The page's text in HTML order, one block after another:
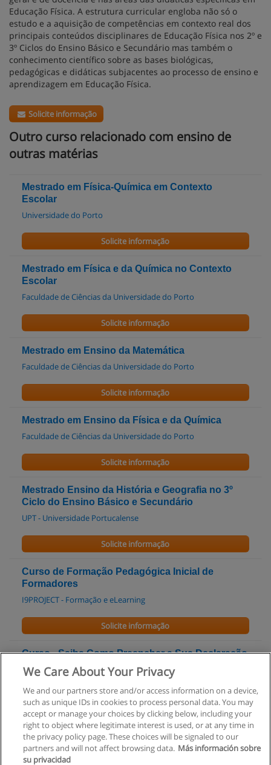
Educação Física. A estrutura curricular engloba não só o
estudo e a aquisição de competências em contexto real dos
principais conteúdos disciplinares de Educação Física nos 2º e
3º Ciclos do Ensino Básico e Secundário mas também o
conhecimento científico sobre as bases biológicas,
pedagógicas e didáticas subjacentes ao processo de ensino e
aprendizagem em Educação Física.
Solicite informação
Outro curso relacionado com ensino de
outras matérias
Mestrado em Física-Química em Contexto
Escolar
Universidade do Porto
Solicite informação
Mestrado em Física e da Química no Contexto
Escolar
Faculdade de Ciências da Universidade do Porto
Solicite informação
Mestrado em Ensino da Matemática
Faculdade de Ciências da Universidade do Porto
Solicite informação
Mestrado em Ensino da Física e da Química
Faculdade de Ciências da Universidade do Porto
Solicite informação
Mestrado Ensino da História e Geografia no 3º
Ciclo do Ensino Básico e Secundário
UPT - Universidade Portucalense
Solicite informação
Curso de Formação Pedagógica Inicial de
Formadores
I9PROJECT - Formação e eLearning
Solicite informação
Curso - Saiba Como Preencher a Sua Declaração
de IRS
Solicite informação
We Care About Your Privacy
We and our partners store and/or access information on a device,
such as unique IDs in cookies to process personal data. You may
accept or manage your choices by clicking below, including your
right to object where legitimate interest is used, or at any time in
the privacy policy page. These choices will be signaled to our
partners and will not affect browsing data. Más información sobre
su privacidad